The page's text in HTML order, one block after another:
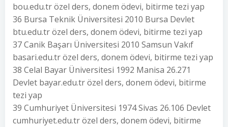
bou.edu.tr özel ders, donem ödevi, bitirme tezi yap
36 Bursa Teknik Üniversitesi 2010 Bursa Devlet
btu.edu.tr özel ders, donem ödevi, bitirme tezi yap
37 Canik Başarı Üniversitesi 2010 Samsun Vakıf
basari.edu.tr özel ders, donem ödevi, bitirme tezi yap
38 Celal Bayar Üniversitesi 1992 Manisa 26.271
Devlet bayar.edu.tr özel ders, donem ödevi, bitirme
tezi yap
39 Cumhuriyet Üniversitesi 1974 Sivas 26.106 Devlet
cumhuriyet.edu.tr özel ders, donem ödevi, bitirme